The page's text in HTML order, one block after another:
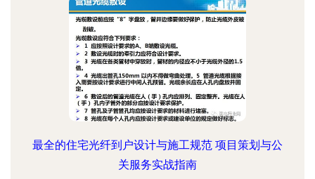
最全的住宅光纤到户设计与施工规范 项目策划与公
关服务实战指南